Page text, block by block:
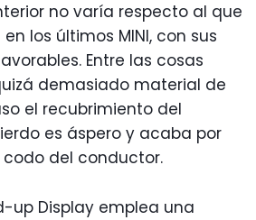
no varía respecto al que
los últimos MINI, con sus
Entre las cosas
demasiado material de
el recubrimiento del
es áspero y acaba por
del conductor.
up Display emplea una